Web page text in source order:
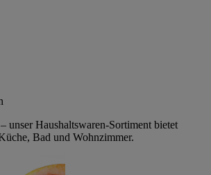
unser Haushaltswaren-Sortiment bietet
Bad und Wohnzimmer.